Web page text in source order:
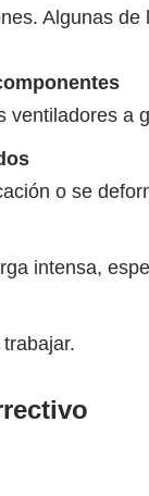
Algunas de
a
o se
intensa,